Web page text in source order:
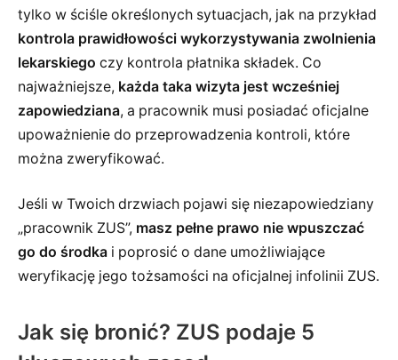
tylko w ściśle określonych sytuacjach, jak na przykład
kontrola prawidłowości wykorzystywania zwolnienia
lekarskiego czy kontrola płatnika składek. Co
najważniejsze, każda taka wizyta jest wcześniej
zapowiedziana, a pracownik musi posiadać oficjalne
upoważnienie do przeprowadzenia kontroli, które
można zweryfikować.
Jeśli w Twoich drzwiach pojawi się niezapowiedziany
„pracownik ZUS”, masz pełne prawo nie wpuszczać
go do środka i poprosić o dane umożliwiające
weryfikację jego tożsamości na oficjalnej infolinii ZUS.
Jak się bronić? ZUS podaje 5